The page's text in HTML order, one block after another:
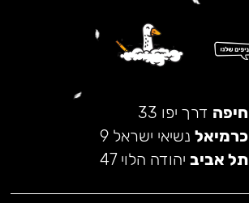
חיפה דרך יפו 33
כרמיאל נשיאי ישראל 9
תל אביב יהודה הלוי 47